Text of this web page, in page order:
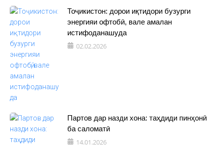
Тоҷикистон: дорои иқтидори бузурги
энергияи офтобӣ, вале амалан
истифоданашуда
02.02.2026
Партов дар назди хона: таҳдиди пинҳонӣ
ба саломатӣ
14.01.2026